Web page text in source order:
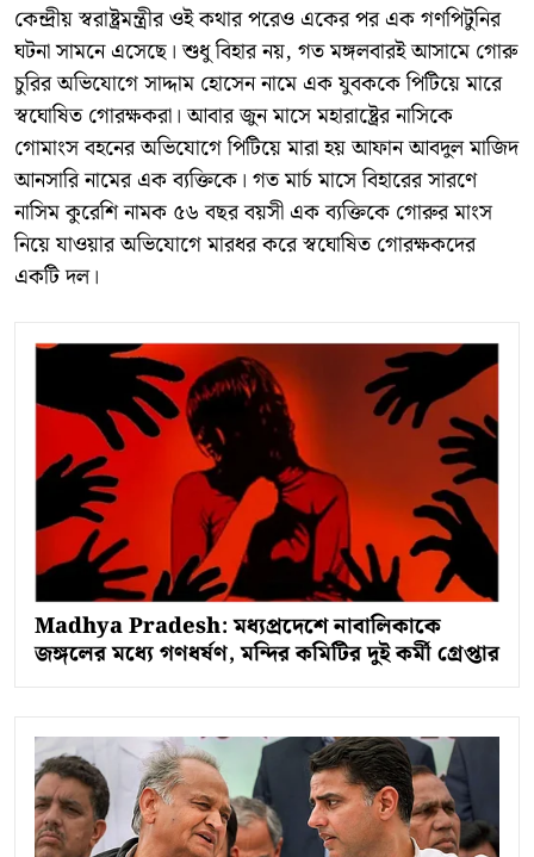
কেন্দ্রীয় স্বরাষ্ট্রমন্ত্রীর ওই কথার পরেও একের পর এক গণপিটুনির
ঘটনা সামনে এসেছে। শুধু বিহার নয়, গত মঙ্গলবারই আসামে গোরু
চুরির অভিযোগে সাদ্দাম হোসেন নামে এক যুবককে পিটিয়ে মারে
স্বঘোষিত গোরক্ষকরা। আবার জুন মাসে মহারাষ্ট্রের নাসিকে
গোমাংস বহনের অভিযোগে পিটিয়ে মারা হয় আফান আবদুল মাজিদ
আনসারি নামের এক ব্যক্তিকে। গত মার্চ মাসে বিহারের সারণে
নাসিম কুরেশি নামক ৫৬ বছর বয়সী এক ব্যক্তিকে গোরুর মাংস
নিয়ে যাওয়ার অভিযোগে মারধর করে স্বঘোষিত গোরক্ষকদের
একটি দল।
Madhya Pradesh: মধ্যপ্রদেশে নাবালিকাকে
জঙ্গলের মধ্যে গণধর্ষণ, মন্দির কমিটির দুই কর্মী গ্রেপ্তার